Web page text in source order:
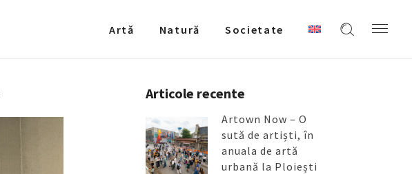
Artǎ Natură Societate
Articole recente
Artown Now – O
sută de artiști, în
anuala de artă
urbană la Ploiești